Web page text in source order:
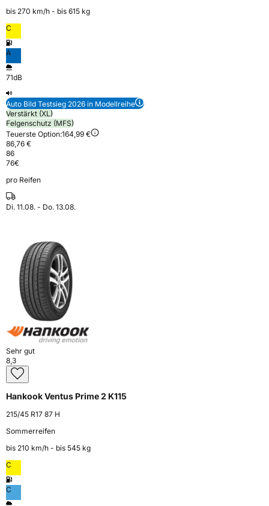
bis 270 km⁠/⁠h - bis 615 kg
C
A
71dB
Auto Bild Testsieg 2026 in Modellreihe
Verstärkt (XL)
Felgenschutz (MFS)
Teuerste Option:164,99 €
86,76 €
86
76€
pro Reifen
Di. 11.08. - Do. 13.08.
Sehr gut
8,3
Hankook Ventus Prime 2 K115
215/45 R17 87 H
Sommerreifen
bis 210 km⁠/⁠h - bis 545 kg
C
C